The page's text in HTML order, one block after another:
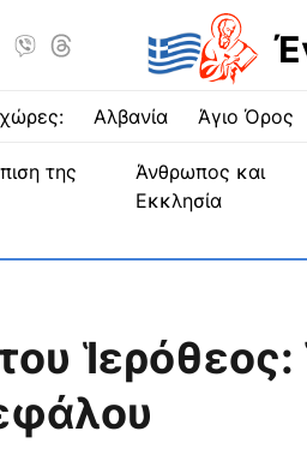
Αλβανία Άγιο Όρος
της
Άνθρωπος και
Εκκλησία
Ἱερόθεος: